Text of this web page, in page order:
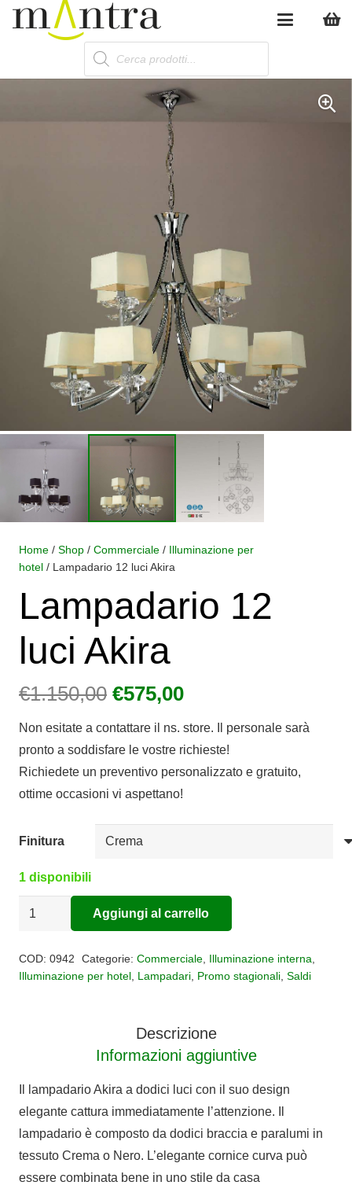
Products
search
Home / Shop / Commerciale / Illuminazione per
hotel / Lampadario 12 luci Akira
Lampadario 12
luci Akira
€1.150,00 Il
originale
era:
€1.150,00.
€575,00Il
attuale
è:
€575,00.
Non esitate a contattare il ns. store. Il personale sarà
pronto a soddisfare le vostre richieste!
Richiedete un preventivo personalizzato e gratuito,
ottime occasioni vi aspettano!
Finitura
1 disponibili
Lampadario
Akira
Aggiungi al carrello
COD: 0942 Categorie: Commerciale, Illuminazione interna
Illuminazione per hotel Lampadari Promo stagionali Saldi
Descrizione
Informazioni aggiuntive
Il lampadario Akira a dodici luci con il suo design
elegante cattura immediatamente l’attenzione. Il
lampadario è composto da dodici braccia e paralumi in
tessuto Crema o Nero. L’elegante cornice curva può
essere combinata bene in uno stile da casa